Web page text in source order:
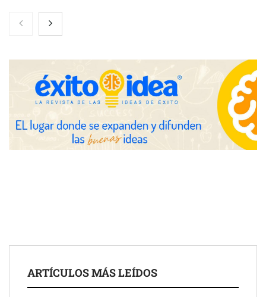
La luz roja, el nuevo aftersun, actúa en la recuperación de la piel
ARTÍCULOS MÁS LEÍDOS